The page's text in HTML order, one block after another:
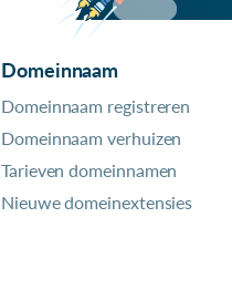
Domeinnaam
Domeinnaam registreren
Domeinnaam verhuizen
Tarieven domeinnamen
Nieuwe domeinextensies